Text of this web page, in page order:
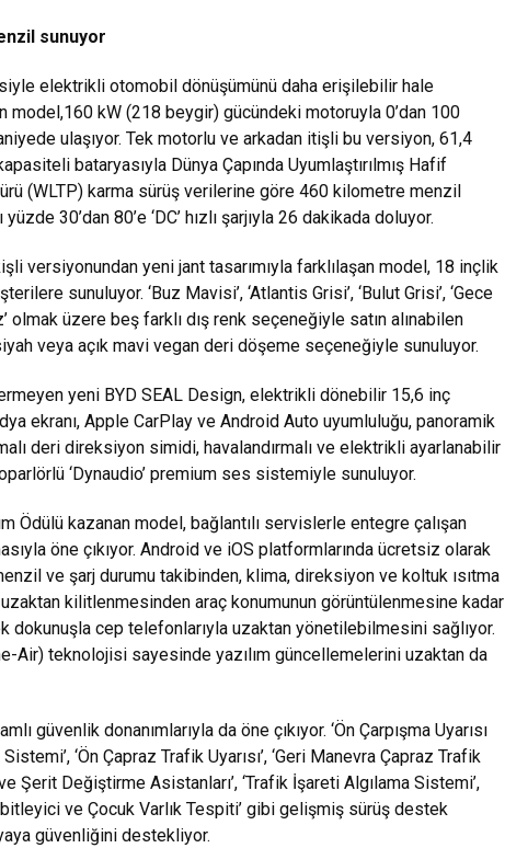
sunuyor
elektrikli otomobil dönüşümünü daha erişilebilir hale
model,160 kW (218 beygir) gücündeki motoruyla 0’dan 100
ulaşıyor. Tek motorlu ve arkadan itişli bu versiyon, 61,4
bataryasıyla Dünya Çapında Uyumlaştırılmış Hafif
(WLTP) karma sürüş verilerine göre 460 kilometre menzil
30’dan 80’e ‘DC’ hızlı şarjıyla 26 dakikada doluyor.
versiyonundan yeni jant tasarımıyla farklılaşan model, 18 inçlik
sunuluyor. ‘Buz Mavisi’, ‘Atlantis Grisi’, ‘Bulut Grisi’, ‘Gece
olmak üzere beş farklı dış renk seçeneğiyle satın alınabilen
veya açık mavi vegan deri döşeme seçeneğiyle sunuluyor.
yeni BYD SEAL Design, elektrikli dönebilir 15,6 inç
ekranı, Apple CarPlay ve Android Auto uyumluluğu, panoramik
deri direksiyon simidi, havalandırmalı ve elektrikli ayarlanabilir
‘Dynaudio’ premium ses sistemiyle sunuluyor.
Ödülü kazanan model, bağlantılı servislerle entegre çalışan
öne çıkıyor. Android ve iOS platformlarında ücretsiz olarak
ve şarj durumu takibinden, klima, direksiyon ve koltuk ısıtma
uzaktan kilitlenmesinden araç konumunun görüntülenmesine kadar
dokunuşla cep telefonlarıyla uzaktan yönetilebilmesini sağlıyor.
Air) teknolojisi sayesinde yazılım güncellemelerini uzaktan da
güvenlik donanımlarıyla da öne çıkıyor. ‘Ön Çarpışma Uyarısı
‘Ön Çapraz Trafik Uyarısı’, ‘Geri Manevra Çapraz Trafik
ve Şerit Değiştirme Asistanları’, ‘Trafik İşareti Algılama Sistemi’,
ve Çocuk Varlık Tespiti’ gibi gelişmiş sürüş destek
güvenliğini destekliyor.